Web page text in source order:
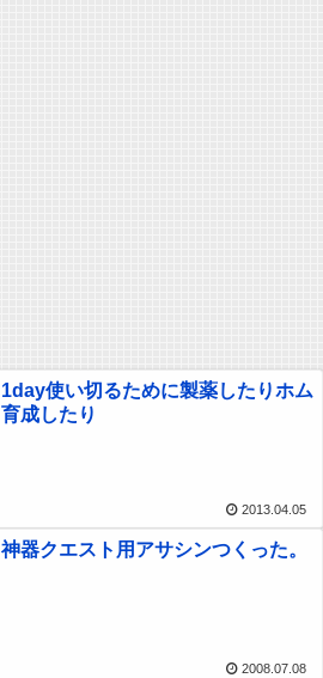
1day使い切るために製薬したりホム
育成したり
2013.04.05
神器クエスト用アサシンつくった。
2008.07.08